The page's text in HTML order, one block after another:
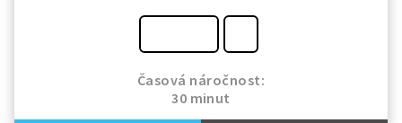
Časová náročnost:
30 minut